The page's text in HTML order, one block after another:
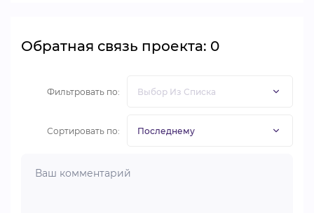
Обратная связь проекта: 0
Фильтровать по:
Сортировать по: